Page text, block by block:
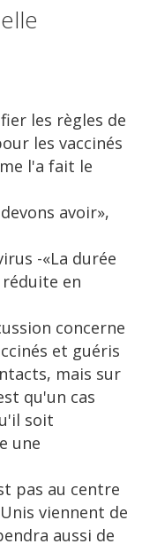
les règles de
les vaccinés
l'a fait le
avoir»,
-«La durée
en
concerne
et guéris
mais sur
qu'un cas
soit
une
pas au centre
viennent de
aussi de